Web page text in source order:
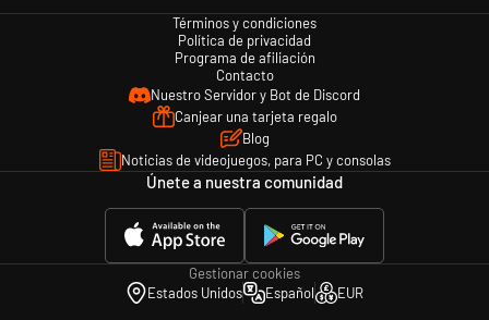
Términos y condiciones
Política de privacidad
Programa de afiliación
Contacto
Nuestro Servidor y Bot de Discord
Canjear una tarjeta regalo
Blog
Noticias de videojuegos, para PC y consolas
Únete a nuestra comunidad
Gestionar cookies
Estados Unidos
Español EUR